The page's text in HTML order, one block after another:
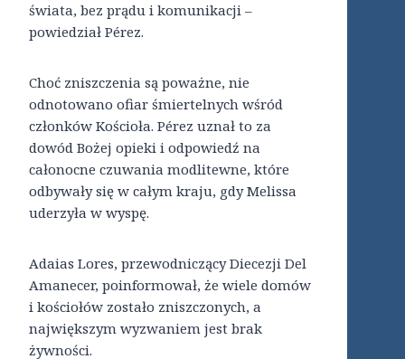
świata, bez prądu i komunikacji –
powiedział Pérez.
Choć zniszczenia są poważne, nie
odnotowano ofiar śmiertelnych wśród
członków Kościoła. Pérez uznał to za
dowód Bożej opieki i odpowiedź na
całonocne czuwania modlitewne, które
odbywały się w całym kraju, gdy Melissa
uderzyła w wyspę.
Adaias Lores, przewodniczący Diecezji Del
Amanecer, poinformował, że wiele domów
i kościołów zostało zniszczonych, a
największym wyzwaniem jest brak
żywności.